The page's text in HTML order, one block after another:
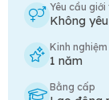
Yêu cầu giới
Không
Kinh nghiệm
1 năm
Bằng cấp